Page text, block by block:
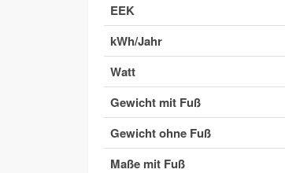
EEK
kWh/Jahr
Watt
Gewicht mit Fuß
Gewicht ohne Fuß
Maße mit Fuß